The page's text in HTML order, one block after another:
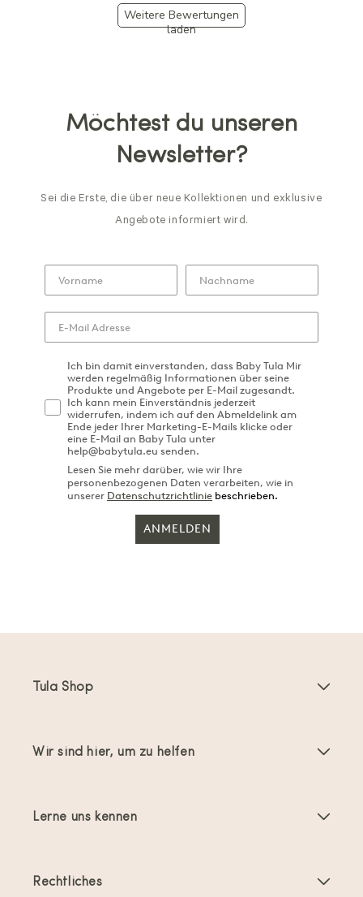
Weitere Bewertungen
laden
Möchtest du unseren
Newsletter?
Sei die Erste, die über neue Kollektionen und exklusive
Angebote informiert wird.
Ich bin damit einverstanden, dass Baby Tula Mir
werden regelmäßig Informationen über seine
Produkte und Angebote per E-Mail zugesandt.
Ich kann mein Einverständnis jederzeit
widerrufen, indem ich auf den Abmeldelink am
Ende jeder Ihrer Marketing-E-Mails klicke oder
eine E-Mail an Baby Tula unter
help@babytula.eu senden.
Lesen Sie mehr darüber, wie wir Ihre
personenbezogenen Daten verarbeiten, wie in
unserer Datenschutzrichtlinie beschrieben.
ANMELDEN
Tula Shop
Angebote & Aktionen
Wir sind hier, um zu helfen
Lerne uns kennen
Rechtliches